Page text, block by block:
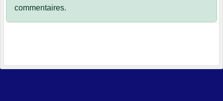
commentaires.